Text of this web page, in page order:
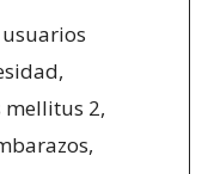
2,